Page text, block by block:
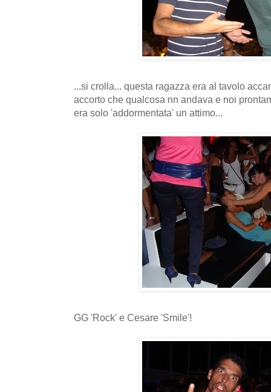
...si crolla... questa ragazza era al tavolo
accorto che qualcosa nn andava e noi
era solo 'addormentata' un attimo...
GG 'Rock' e Cesare 'Smile'!